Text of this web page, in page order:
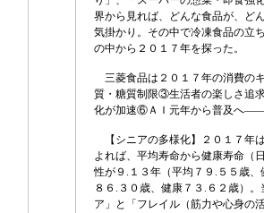
界から見れば、どんな食品が、ど
気掛かり。その中で冷凍食品の立
の中から２０１７年を探った。
三菱食品は２０１７年の消費の
質・糖質制限③生活者の楽しさ追
化が加速⑥ＡＩ元年から普及へ――
【シニアの多様化】２０１７年
よれば、平均寿命から健康寿命（
性が９.１３年（平均７９.５５歳
８６.３０歳、健康７３.６２歳）
ア」と「フレイル（筋力や心身の